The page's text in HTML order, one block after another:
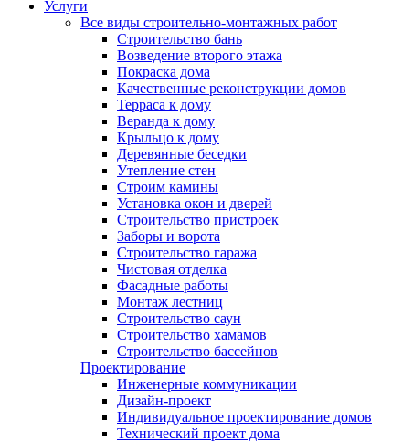
Услуги
Все виды строительно-монтажных работ
Строительство бань
Возведение второго этажа
Покраска дома
Качественные реконструкции домов
Терраса к дому
Веранда к дому
Крыльцо к дому
Деревянные беседки
Утепление стен
Строим камины
Установка окон и дверей
Строительство пристроек
Заборы и ворота
Строительство гаража
Чистовая отделка
Фасадные работы
Монтаж лестниц
Строительство саун
Строительство хамамов
Строительство бассейнов
Проектирование
Инженерные коммуникации
Дизайн-проект
Индивидуальное проектирование домов
Технический проект дома